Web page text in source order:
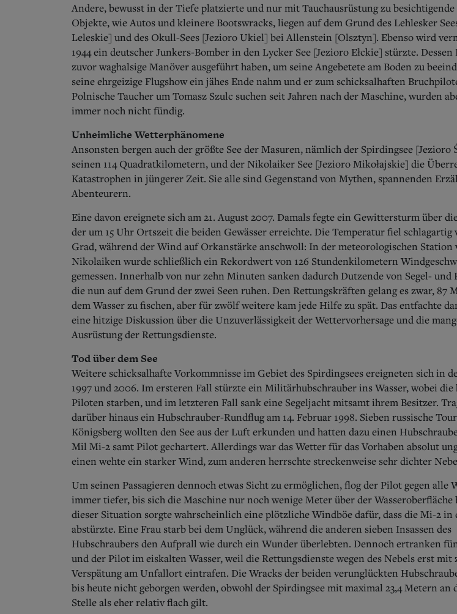
Andere, bewusst in der Tiefe platzierte und nur mit Tauchausrüstung zu
Objekte, wie Autos und kleinere Bootswracks, liegen auf dem Grund des Lehlesker
Leleskie] und des Okull-Sees [Jezioro Ukiel] bei Allenstein [Olsztyn]. Ebenso wird
1944 ein deutscher Junkers-Bomber in den Lycker See [Jezioro Ełckie] stürzte.
zuvor waghalsige Manöver ausgeführt haben, um seine Angebetete am Boden zu
seine ehrgeizige Flugshow ein jähes Ende nahm und er zum schicksalhaften
Polnische Taucher um Tomasz Szulc suchen seit Jahren nach der Maschine, wurden
immer noch nicht fündig.
Unheimliche Wetterphänomene
Ansonsten bergen auch der größte See der Masuren, nämlich der Spirdingsee
seinen 114 Quadratkilometern, und der Nikolaiker See [Jezioro Mikołajskie] die
Katastrophen in jüngerer Zeit. Sie alle sind Gegenstand von Mythen, spannenden
Abenteurern.
Eine davon ereignete sich am 21. August 2007. Damals fegte ein Gewittersturm über
der um 15 Uhr Ortszeit die beiden Gewässer erreichte. Die Temperatur fiel schlagartig
Grad, während der Wind auf Orkanstärke anschwoll: In der meteorologischen Station
Nikolaiken wurde schließlich ein Rekordwert von 126 Stundenkilometern
gemessen. Innerhalb von nur zehn Minuten sanken dadurch Dutzende von Segel- und
die nun auf dem Grund der zwei Seen ruhen. Den Rettungskräften gelang es zwar, 87
dem Wasser zu fischen, aber für zwölf weitere kam jede Hilfe zu spät. Das entfachte
eine hitzige Diskussion über die Unzuverlässigkeit der Wettervorhersage und die
Ausrüstung der Rettungsdienste.
Tod über dem See
Weitere schicksalhafte Vorkommnisse im Gebiet des Spirdingsees ereigneten sich in
1997 und 2006. Im ersteren Fall stürzte ein Militärhubschrauber ins Wasser, wobei die
Piloten starben, und im letzteren Fall sank eine Segeljacht mitsamt ihrem Besitzer.
darüber hinaus ein Hubschrauber-Rundflug am 14. Februar 1998. Sieben russische
Königsberg wollten den See aus der Luft erkunden und hatten dazu einen
Mil Mi-2 samt Pilot gechartert. Allerdings war das Wetter für das Vorhaben absolut
einen wehte ein starker Wind, zum anderen herrschte streckenweise sehr dichter
Um seinen Passagieren dennoch etwas Sicht zu ermöglichen, flog der Pilot gegen alle
immer tiefer, bis sich die Maschine nur noch wenige Meter über der Wasseroberfläche
dieser Situation sorgte wahrscheinlich eine plötzliche Windböe dafür, dass die Mi-2 in
abstürzte. Eine Frau starb bei dem Unglück, während die anderen sieben Insassen des
Hubschraubers den Aufprall wie durch ein Wunder überlebten. Dennoch ertranken
und der Pilot im eiskalten Wasser, weil die Rettungsdienste wegen des Nebels erst mit
Verspätung am Unfallort eintrafen. Die Wracks der beiden verunglückten
bis heute nicht geborgen werden, obwohl der Spirdingsee mit maximal 23,4 Metern an
Stelle als eher relativ flach gilt.